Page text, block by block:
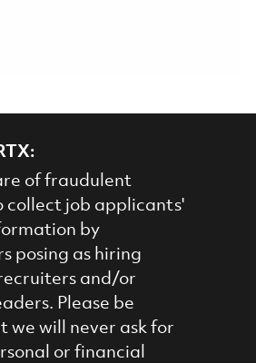
of fraudulent
collect job applicants'
by
posing as hiring
and/or
Please be
we will never ask for
or financial